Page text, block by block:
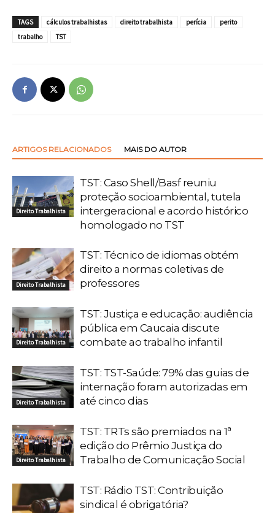
TAGS cálculos trabalhistas direito trabalhista perícia
perito
trabalho
TST
ARTIGOS RELACIONADOS MAIS DO AUTOR
Direito Trabalhista
TST: Caso Shell/Basf reuniu
proteção socioambiental, tutela
intergeracional e acordo histórico
homologado no TST
Direito Trabalhista
TST: Técnico de idiomas obtém
direito a normas coletivas de
professores
Direito Trabalhista
TST: Justiça e educação: audiência
pública em Caucaia discute
combate ao trabalho infantil
Direito Trabalhista
TST: TST-Saúde: 79% das guias de
internação foram autorizadas em
até cinco dias
Direito Trabalhista
TST: TRTs são premiados na 1ª
edição do Prêmio Justiça do
Trabalho de Comunicação Social
TST: Rádio TST: Contribuição
sindical é obrigatória?